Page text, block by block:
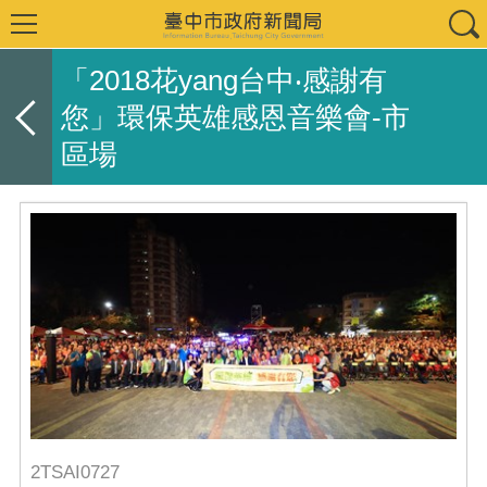
「2018花yang台中‧感謝有
您」環保英雄感恩音樂會-市
區場
2TSAI0727